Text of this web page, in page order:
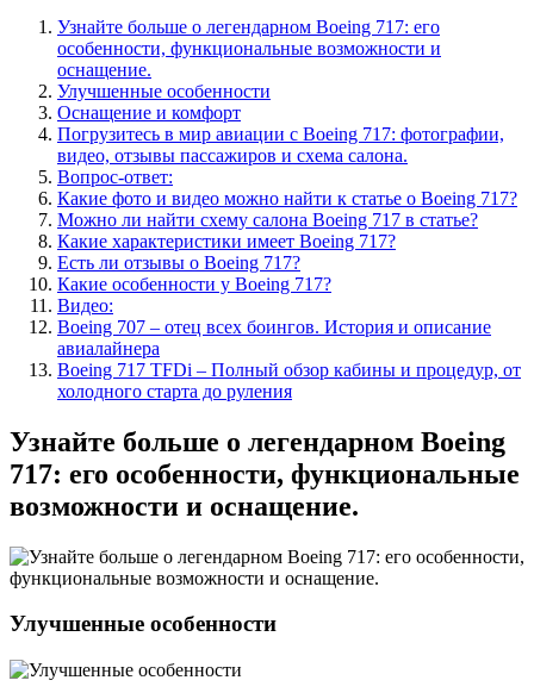
Узнайте больше о легендарном Boeing 717: его
особенности, функциональные возможности и
оснащение.
Улучшенные особенности
Оснащение и комфорт
Погрузитесь в мир авиации с Boeing 717: фотографии,
видео, отзывы пассажиров и схема салона.
Вопрос-ответ:
Какие фото и видео можно найти к статье о Boeing 717?
Можно ли найти схему салона Boeing 717 в статье?
Какие характеристики имеет Boeing 717?
Есть ли отзывы о Boeing 717?
Какие особенности у Boeing 717?
Видео:
Boeing 707 – отец всех боингов. История и описание
авиалайнера
Boeing 717 TFDi – Полный обзор кабины и процедур, от
холодного старта до руления
Узнайте больше о легендарном Boeing
717: его особенности, функциональные
возможности и оснащение.
Улучшенные особенности